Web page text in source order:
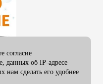
согласие
данных об IP-адресе
сделать его удобнее